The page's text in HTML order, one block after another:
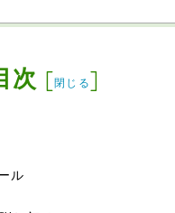
次 [閉じる]
ル